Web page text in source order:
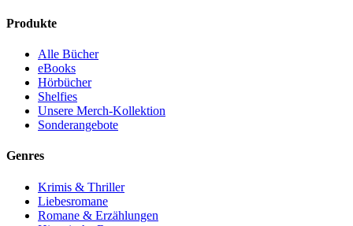
Produkte
Alle Bücher
eBooks
Hörbücher
Shelfies
Unsere Merch-Kollektion
Sonderangebote
Genres
Krimis & Thriller
Liebesromane
Romane & Erzählungen